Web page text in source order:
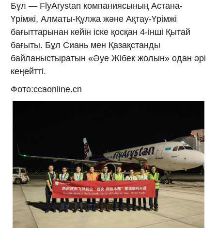
Бұл — FlyArystan компаниясының Астана-
Үрімжі, Алматы-Құлжа және Ақтау-Үрімжі
бағыттарынан кейін іске қосқан 4-інші Қытай
бағыты. Бұл Сиань мен Қазақстанды
байланыстыратын «Әуе Жібек жолын» одан әрі
кеңейтті.
Фото:ccaonline.cn